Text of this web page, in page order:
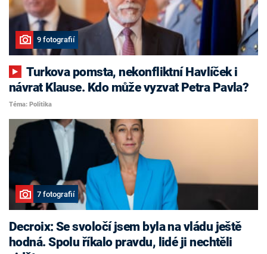
9 fotografií
Turkova pomsta, nekonfliktní Havlíček i
návrat Klause. Kdo může vyzvat Petra Pavla?
Téma: Politika
7 fotografií
Decroix: Se svoločí jsem byla na vládu ještě
hodná. Spolu říkalo pravdu, lidé ji nechtěli